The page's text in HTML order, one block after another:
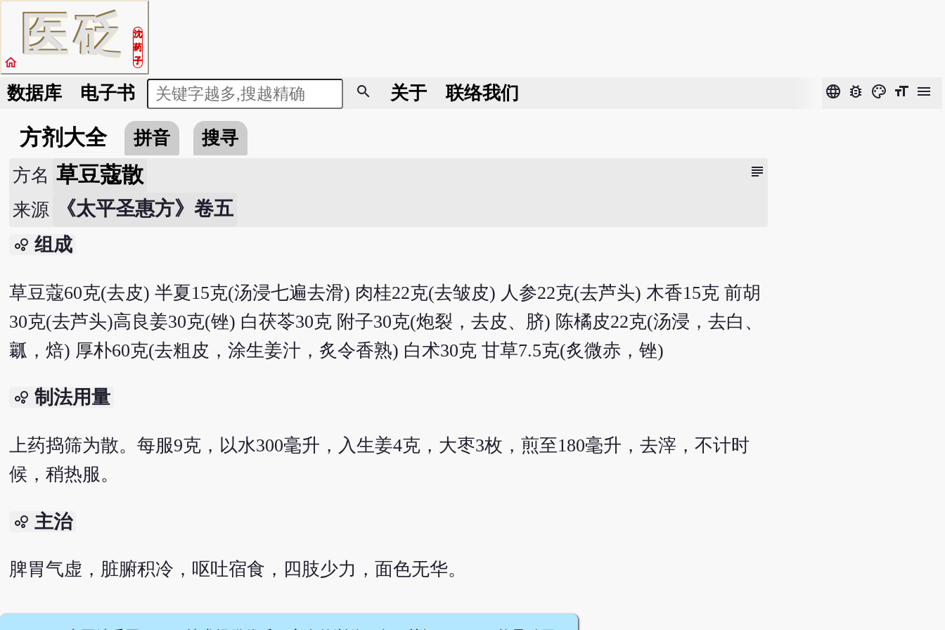
医砭
沈
药
子
home
数据库 电子书 search 关于 联络我们 language bug_report color_lens format_size menu
方剂大全 拼音 搜寻
subject
方名 草豆蔻散
来源 《太平圣惠方》卷五
bubble_chart 组成
草豆蔻60克(去皮) 半夏15克(汤浸七遍去滑) 肉桂22克(去皱皮) 人参22克(去芦头) 木香15克 前胡
30克(去芦头)高良姜30克(锉) 白茯苓30克 附子30克(炮裂，去皮、脐) 陈橘皮22克(汤浸，去白、
瓤，焙) 厚朴60克(去粗皮，涂生姜汁，炙令香熟) 白术30克 甘草7.5克(炙微赤，锉)
bubble_chart 制法用量
上药捣筛为散。每服9克，以水300毫升，入生姜4克，大枣3枚，煎至180毫升，去滓，不计时
候，稍热服。
bubble_chart 主治
脾胃气虚，脏腑积冷，呕吐宿食，四肢少力，面色无华。